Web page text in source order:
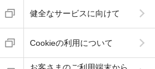
健全なサービスに向けて
Cookieの利用について
お客さまのご利用端末から